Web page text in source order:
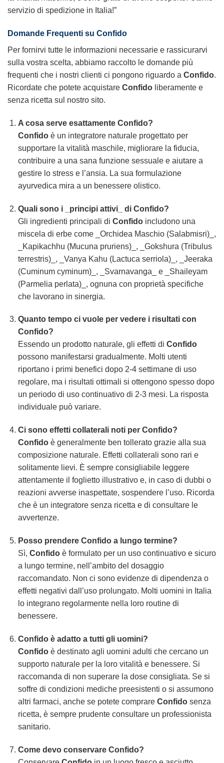
servizio di spedizione in Italia!”
Domande Frequenti su Confido
Per fornirvi tutte le informazioni necessarie e rassicurarvi
sulla vostra scelta, abbiamo raccolto le domande più
frequenti che i nostri clienti ci pongono riguardo a Confido.
Ricordate che potete acquistare Confido liberamente e
senza ricetta sul nostro sito.
A cosa serve esattamente Confido?
Confidoè un integratore naturale progettato per
supportare la vitalità maschile, migliorare la fiducia,
contribuire a una sana funzione sessuale e aiutare a
gestire lo stress e l’ansia. La sua formulazione
ayurvedica mira a un benessere olistico.
Quali sono i _principi attivi_ di Confido?
Gli ingredienti principali di Confidoincludono una
miscela di erbe come _Orchidea Maschio (Salabmisri)_,
_Kapikachhu (Mucuna pruriens)_, _Gokshura (Tribulus
terrestris)_, _Vanya Kahu (Lactuca serriola)_, _Jeeraka
(Cuminum cyminum)_, _Svarnavanga_ e _Shaileyam
(Parmelia perlata)_, ognuna con proprietà specifiche
che lavorano in sinergia.
Quanto tempo ci vuole per vedere i risultati con
Confido?
Essendo un prodotto naturale, gli effetti di Confido
possono manifestarsi gradualmente. Molti utenti
riportano i primi benefici dopo 2-4 settimane di uso
regolare, ma i risultati ottimali si ottengono spesso dopo
un periodo di uso continuativo di 2-3 mesi. La risposta
individuale può variare.
Ci sono effetti collaterali noti per Confido?
Confidoè generalmente ben tollerato grazie alla sua
composizione naturale. Effetti collaterali sono rari e
solitamente lievi. È sempre consigliabile leggere
attentamente il foglietto illustrativo e, in caso di dubbi o
reazioni avverse inaspettate, sospendere l’uso. Ricorda
che è un integratore senza ricetta e di consultare le
avvertenze.
Posso prendere Confidoa lungo termine?
Sì, Confidoè formulato per un uso continuativo e sicuro
a lungo termine, nell’ambito del dosaggio
raccomandato. Non ci sono evidenze di dipendenza o
effetti negativi dall’uso prolungato. Molti uomini in Italia
lo integrano regolarmente nella loro routine di
benessere.
Confidoè adatto a tutti gli uomini?
Confidoè destinato agli uomini adulti che cercano un
supporto naturale per la loro vitalità e benessere. Si
raccomanda di non superare la dose consigliata. Se si
soffre di condizioni mediche preesistenti o si assumono
altri farmaci, anche se potete comprare Confidosenza
ricetta, è sempre prudente consultare un professionista
sanitario.
Come devo conservare Confido?